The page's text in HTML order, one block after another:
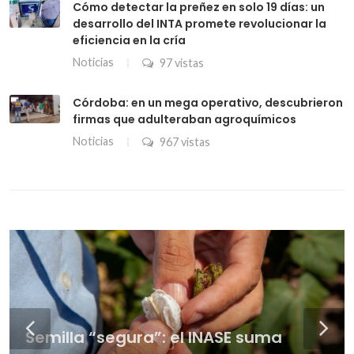
Cómo detectar la preñez en solo 19 días: un
desarrollo del INTA promete revolucionar la
eficiencia en la cría
Noticias 97 vistas
Córdoba: en un mega operativo, descubrieron
firmas que adulteraban agroquímicos
Noticias 967 vistas
Semilla “segura”: el INASE suma
“Que aparezca el crédito”: en la
cadena ganadera ponen el foco en
La dicotomía del maíz: a días de la
siembra gana poder de compra con
Del derecho penal a la genética
Vacuna antiaftosa: la Sociedad Rural
asegura que el precio bajó y
La genética le gana al pulgón